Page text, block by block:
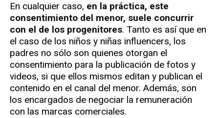
En cualquier caso, en la práctica, este
consentimiento del menor, suele concurrir
con el de los progenitores. Tanto es así que en
el caso de los niños y niñas influencers, los
padres no sólo son quienes otorgan el
consentimiento para la publicación de fotos y
videos, si que ellos mismos editan y publican el
contenido en el canal del menor. Además, son
los encargados de negociar la remuneración
con las marcas comerciales.